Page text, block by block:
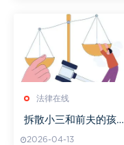
法律在线
拆散小三和前夫的孩子
2026-04-13